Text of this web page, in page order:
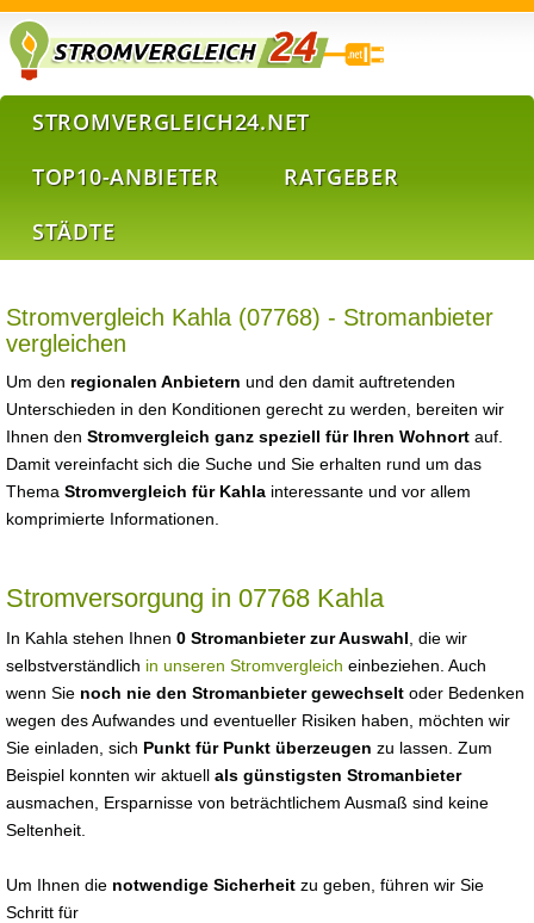
STROMVERGLEICH24.NET
TOP10-ANBIETER
RATGEBER
STÄDTE
Stromvergleich Kahla (07768) - Stromanbieter
vergleichen
Um den regionalen Anbietern und den damit auftretenden
Unterschieden in den Konditionen gerecht zu werden, bereiten wir
Ihnen den Stromvergleich ganz speziell für Ihren Wohnort auf.
Damit vereinfacht sich die Suche und Sie erhalten rund um das
Thema Stromvergleich für Kahla interessante und vor allem
komprimierte Informationen.
Stromversorgung in 07768 Kahla
In Kahla stehen Ihnen 0 Stromanbieter zur Auswahl , die wir
selbstverständlich in unseren Stromvergleich einbeziehen. Auch
wenn Sie noch nie den Stromanbieter gewechselt oder Bedenken
wegen des Aufwandes und eventueller Risiken haben, möchten wir
Sie einladen, sich Punkt für Punkt überzeugen zu lassen. Zum
Beispiel konnten wir aktuell als günstigsten Stromanbieter
ausmachen, Ersparnisse von beträchtlichem Ausmaß sind keine
Seltenheit.
Um Ihnen die notwendige Sicherheit zu geben, führen wir Sie
Schritt für